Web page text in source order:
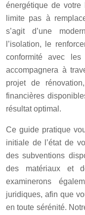
énergétique de
limite pas à
s’agit d’une
l’isolation, le
conformité avec
accompagnera à
projet de
financières
résultat optimal.
Ce guide pratique
initiale de l’état de
des subventions
des matériaux et
examinerons
juridiques, afin que
en toute sérénité.